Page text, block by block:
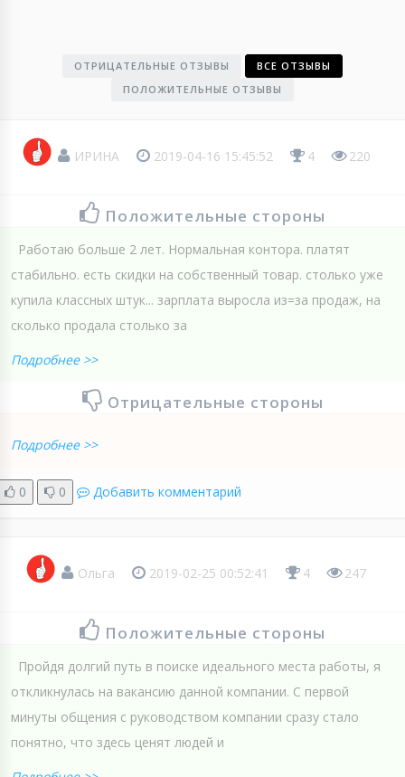
ОТРИЦАТЕЛЬНЫЕ ОТЗЫВЫ
ВСЕ ОТЗЫВЫ
ПОЛОЖИТЕЛЬНЫЕ ОТЗЫВЫ
ИРИНА 2019-04-16 15:45:52 4 220
Положительные стороны
Работаю больше 2 лет. Нормальная контора. платят
стабильно. есть скидки на собственный товар. столько уже
купила классных штук... зарплата выросла из=за продаж, на
сколько продала столько за
Подробнее >>
Отрицательные стороны
Подробнее >>
0 0 Добавить комментарий
Ольга 2019-02-25 00:52:41 4 247
Положительные стороны
Пройдя долгий путь в поиске идеального места работы, я
откликнулась на вакансию данной компании. С первой
минуты общения с руководством компании сразу стало
понятно, что здесь ценят людей и